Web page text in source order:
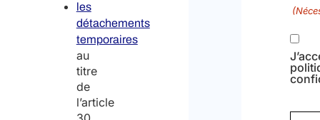
les
détachements
temporaires
au
titre
de
l’article